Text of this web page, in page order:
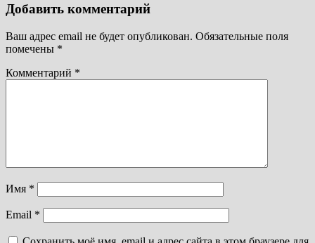
Добавить комментарий
Ваш адрес email не будет опубликован. Обязательные поля
помечены *
Комментарий *
Имя *
Email *